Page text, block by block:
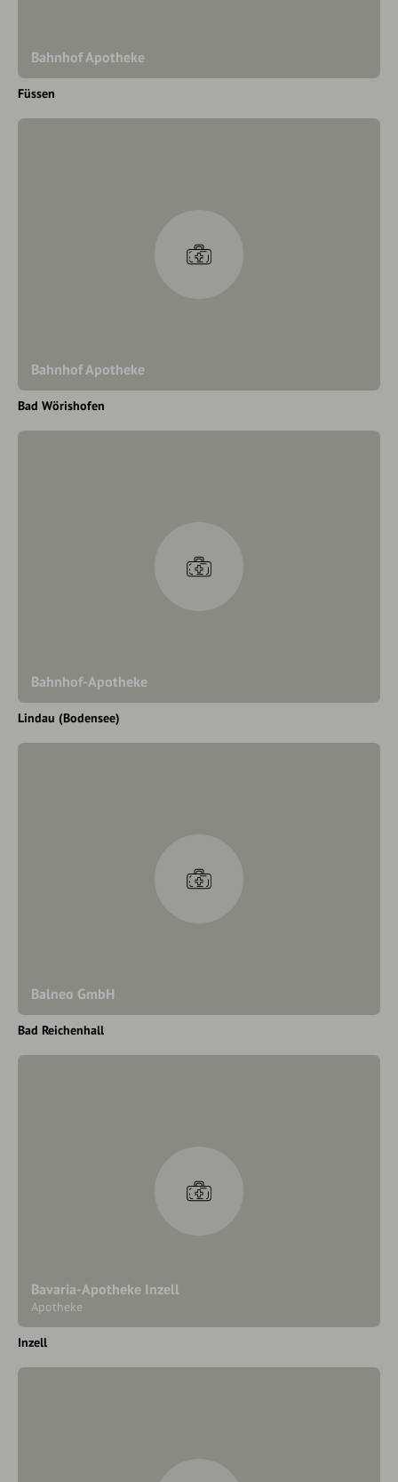
Bahnhof Apotheke
Füssen
Bahnhof Apotheke
Bad Wörishofen
Bahnhof-Apotheke
Lindau (Bodensee)
Balneo GmbH
Bad Reichenhall
Bavaria-Apotheke Inzell
Apotheke
Inzell